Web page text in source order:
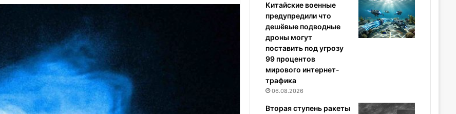
Китайские военные
предупредили что
дешёвые подводные
дроны могут
поставить под угрозу
99 процентов
мирового интернет-
трафика
06.08.2026
Вторая ступень ракеты